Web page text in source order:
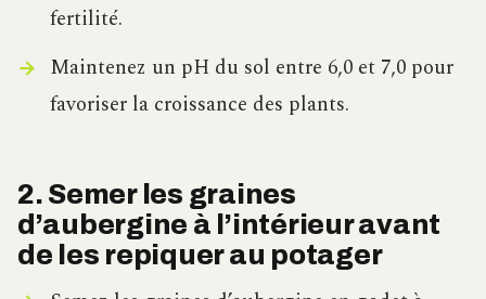
fertilité.
Maintenez un pH du sol entre 6,0 et 7,0 pour
favoriser la croissance des plants.
2. Semer les graines
d’aubergine à l’intérieur avant
de les repiquer au potager